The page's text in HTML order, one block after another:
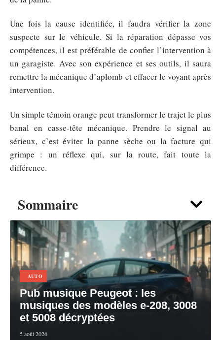
Sommaire
AUTO
Pub musique Peugeot : les
musiques des modèles e-208, 3008
et 5008 décryptées
5 août 2026
Une fois la cause identifiée, il faudra vérifier la zone
suspecte sur le véhicule. Si la réparation dépasse vos
compétences, il est préférable de confier l’intervention à
un garagiste. Avec son expérience et ses outils, il saura
remettre la mécanique d’aplomb et effacer le voyant après
intervention.
Un simple témoin orange peut transformer le trajet le plus
banal en casse-tête mécanique. Prendre le signal au
sérieux, c’est éviter la panne sèche ou la facture qui
grimpe : un réflexe qui, sur la route, fait toute la
différence.